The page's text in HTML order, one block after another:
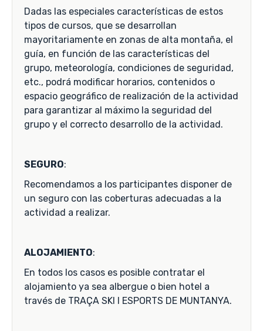
Dadas las especiales características de estos
tipos de cursos, que se desarrollan
mayoritariamente en zonas de alta montaña, el
guía, en función de las características del
grupo, meteorología, condiciones de seguridad,
etc., podrá modificar horarios, contenidos o
espacio geográfico de realización de la actividad
para garantizar al máximo la seguridad del
grupo y el correcto desarrollo de la actividad.
SEGURO:
Recomendamos a los participantes disponer de
un seguro con las coberturas adecuadas a la
actividad a realizar.
ALOJAMIENTO:
En todos los casos es posible contratar el
alojamiento ya sea albergue o bien hotel a
través de TRAÇA SKI I ESPORTS DE MUNTANYA.